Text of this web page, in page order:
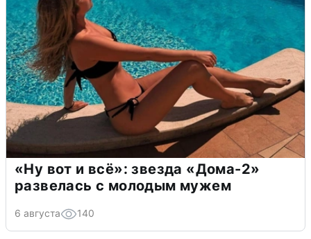
«Ну вот и всё»: звезда «Дома-2»
развелась с молодым мужем
6 августа 140